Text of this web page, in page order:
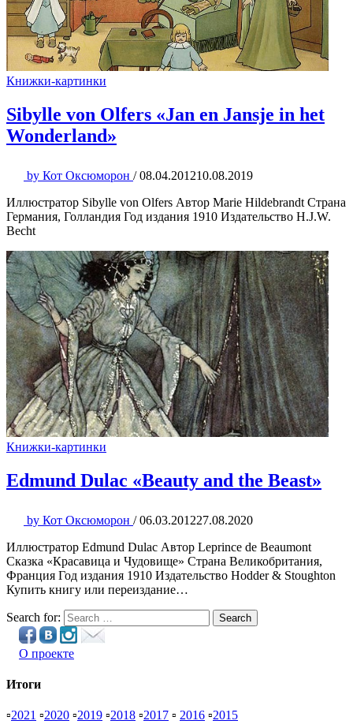
Книжки-картинки
Sibylle von Olfers «Jan en Jansje in het
Wonderland»
by Кот Оксюморон / 08.04.201210.08.2019
Иллюстратор Sibylle von Olfers Автор Marie Hildebrandt Страна
Германия, Голландия Год издания 1910 Издательство H.J.W.
Becht
Книжки-картинки
Edmund Dulac «Beauty and the Beast»
by Кот Оксюморон / 06.03.201227.08.2020
Иллюстратор Edmund Dulac Автор Leprince de Beaumont
Сказка «Красавица и Чудовище» Страна Великобритания,
Франция Год издания 1910 Издательство Hodder & Stoughton
Купить книгу или переиздание…
Search for: Search
О проекте
Итоги
▫2021 ▫2020 ▫2019 ▫2018 ▫2017 ▫ 2016 ▫2015